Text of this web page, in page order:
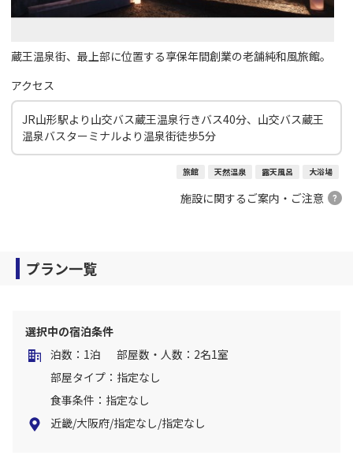
蔵王温泉街、最上部に位置する享保年間創業の老舗純和風旅館。
アクセス
JR山形駅より山交バス蔵王温泉行きバス40分、山交バス蔵王
温泉バスターミナルより温泉街徒歩5分
旅館 天然温泉 露天風呂 大浴場
施設に関するご案内・ご注意
プラン一覧
選択中の宿泊条件
泊数：1泊
部屋数・人数：2名1室
部屋タイプ：指定なし
食事条件：指定なし
近畿/大阪府/指定なし/指定なし